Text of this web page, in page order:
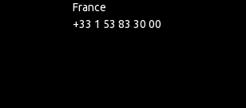
France
+33 1 53 83 30 00